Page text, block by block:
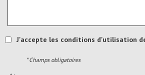
J'accepte les conditions d'utilisation
* Champs obligatoires